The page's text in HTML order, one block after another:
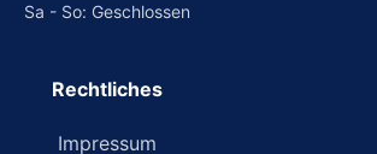
Sa - So: Geschlossen
Rechtliches
Impressum